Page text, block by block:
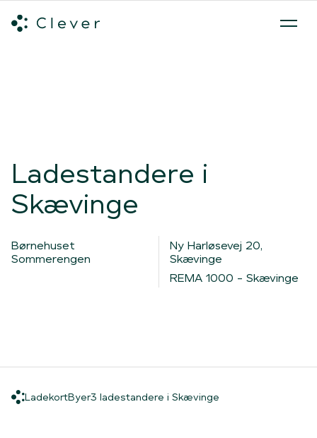
Ladestandere i
Skævinge
Børnehuset
Sommerengen
Ny Harløsevej 20,
Skævinge
REMA 1000 - Skævinge
LadekortLadekort
ByerByer
3 ladestandere i Skævinge